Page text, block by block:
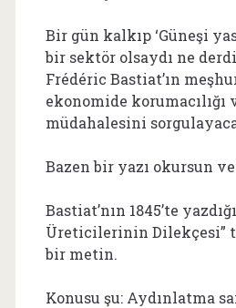
Bir gün kalkıp ‘Güneşi
bir sektör olsaydı ne
Frédéric Bastiat’ın
ekonomide korumacılığı
müdahalesini
Bazen bir yazı okursun
Bastiat’nın 1845’te
Üreticilerinin Dilekçesi”
bir metin.
Konusu şu: Aydınlatma